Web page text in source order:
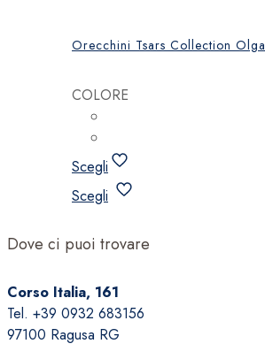
Orecchini Tsars Collection Olga
COLORE
Scegli
Scegli Questo
più
Le
opzioni
possono
Dove ci puoi trovare
Corso Italia, 161
Tel. +39 0932 683156
97100 Ragusa RG